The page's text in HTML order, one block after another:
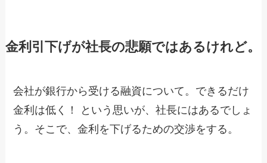
金利引下げが社長の悲願ではあるけれど。
会社が銀行から受ける融資について。できるだけ
金利は低く！ という思いが、社長にはあるでしょ
う。そこで、金利を下げるための交渉をする。